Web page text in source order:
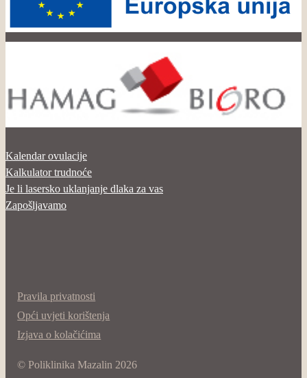
Kalendar ovulacije
Kalkulator trudnoće
Je li lasersko uklanjanje dlaka za vas
Zapošljavamo
© Poliklinika Mazalin 2026
Pravila privatnosti
Opći uvjeti korištenja
Izjava o kolačićima